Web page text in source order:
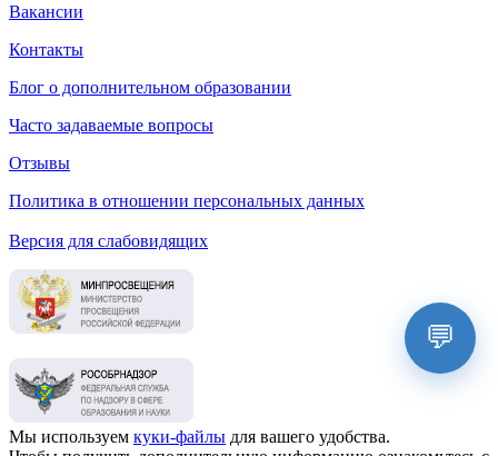
Вакансии
Контакты
Блог о дополнительном образовании
Часто задаваемые вопросы
Отзывы
Политика в отношении персональных данных
Версия для слабовидящих
💬
Мы используем куки-файлы для вашего удобства.